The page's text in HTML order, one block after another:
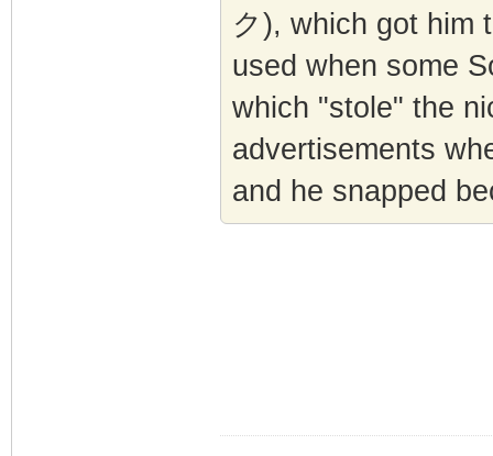
ク), which got him
used when some
which "stole" the
advertisements
and he snapped